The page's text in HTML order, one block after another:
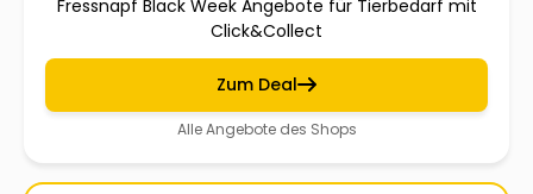
Fressnapf Black Week Angebote für Tierbedarf mit
Click&Collect
Zum Deal
Alle Angebote des Shops